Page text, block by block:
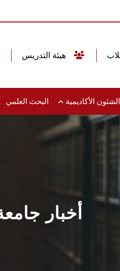
الشئون الأكاديمية البحث العلمي
أخبار